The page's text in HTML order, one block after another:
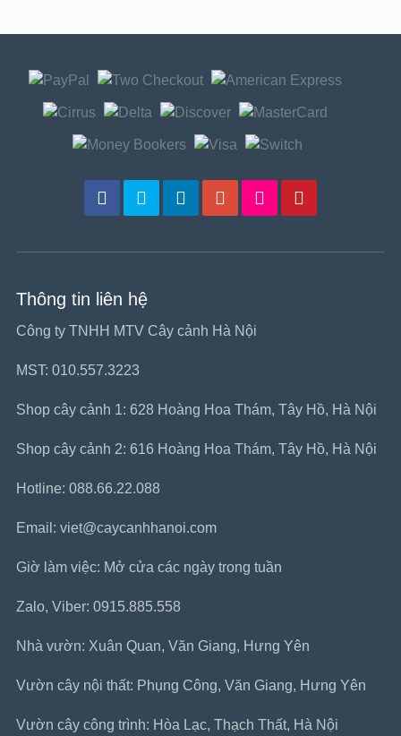
Thông tin liên hệ
Công ty TNHH MTV Cây cảnh Hà Nội
MST: 010.557.3223
Shop cây cảnh 1: 628 Hoàng Hoa Thám, Tây Hồ, Hà Nội
Shop cây cảnh 2: 616 Hoàng Hoa Thám, Tây Hồ, Hà Nội
Hotline: 088.66.22.088
Email: viet@caycanhhanoi.com
Giờ làm việc: Mở cửa các ngày trong tuần
Zalo, Viber: 0915.885.558
Nhà vườn: Xuân Quan, Văn Giang, Hưng Yên
Vườn cây nội thất: Phụng Công, Văn Giang, Hưng Yên
Vườn cây công trình: Hòa Lạc, Thạch Thất, Hà Nội